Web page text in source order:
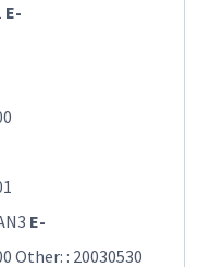
E-
E-
Other: : 20030530